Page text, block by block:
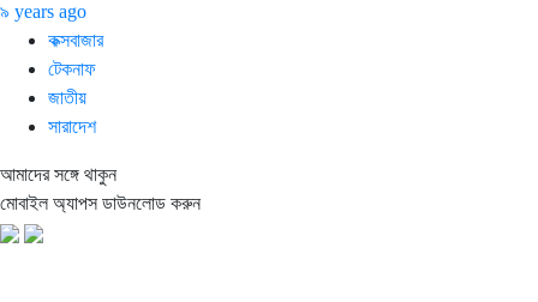
৯ years ago
কক্সবাজার
টেকনাফ
জাতীয়
সারাদেশ
আমাদের সঙ্গে থাকুন
মোবাইল অ্যাপস ডাউনলোড করুন